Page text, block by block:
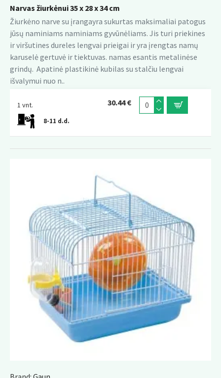
Narvas žiurkėnui 35 x 28 x 34 cm
Žiurkėno narve su įrangayra sukurtas maksimaliai patogus
jūsų naminiams naminiams gyvūnėliams. Jis turi priekines
ir viršutines dureles lengvai prieigai ir yra įrengtas namų
karuselė gertuvė ir tiektuvas. namas esantis metalinėse
grindų. Apatinė plastikinė kubilas su stalčiu lengvai
išvalymui nuo n..
1 vnt.
8-11 d.d.
30.44 €